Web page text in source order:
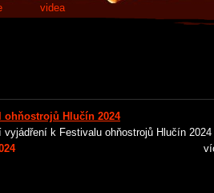
videa
ohňostrojů Hlučín 2024
vyjádření k Festivalu ohňostrojů Hlučín 2024